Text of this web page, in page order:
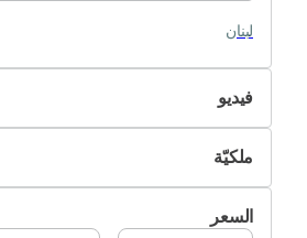
لبنان
فيديو
غير متوفر
متوفرملكيّة
من قِبل المالك
من قِبل الشركةالسعر